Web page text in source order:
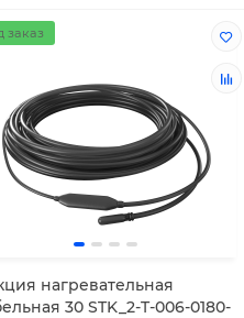
заказ
нагревательная
30 STK_2-T-006-0180-